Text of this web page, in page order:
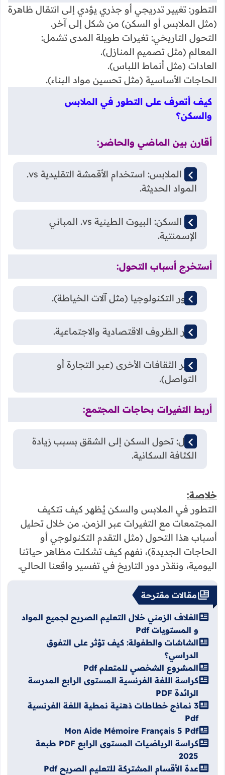
التطور: تغيير تدريجي أو جذري يؤدي إلى انتقال ظاهرة
(مثل الملابس أو السكن) من شكل إلى آخر.
التحول التاريخي: تغيرات طويلة المدى تشمل:
المعالم (مثل تصميم المنازل).
العادات (مثل أنماط اللباس).
الحاجات الأساسية (مثل تحسين مواد البناء).
كيف أتعرف على التطور في الملابس
والسكن؟
أقارن بين الماضي والحاضر:
في الملابس: استخدام الأقمشة التقليدية vs.
المواد الحديثة.
في السكن: البيوت الطينية vs. المباني
الإسمنتية.
أستخرج أسباب التحول:
تطور التكنولوجيا (مثل آلات الخياطة).
تغير الظروف الاقتصادية والاجتماعية.
تأثير الثقافات الأخرى (عبر التجارة أو
التواصل).
أربط التغيرات بحاجات المجتمع:
مثال: تحول السكن إلى الشقق بسبب زيادة
الكثافة السكانية.
خلاصة:
التطور في الملابس والسكن يُظهر كيف تتكيف
المجتمعات مع التغيرات عبر الزمن. من خلال تحليل
أسباب هذا التحول (مثل التقدم التكنولوجي أو
الحاجات الجديدة)، نفهم كيف تشكلت مظاهر حياتنا
اليومية، ونقدّر دور التاريخ في تفسير واقعنا الحالي.
مقالات مقترحة
الغلاف الزمني خلال التعليم الصريح لجميع المواد
و المستويات Pdf
الشاشات والطفولة: كيف تؤثر على التفوق
الدراسي؟
المشروع الشخصي للمتعلم Pdf
كراسة اللغة الفرنسية المستوى الرابع المدرسة
الرائدة PDF
3 نماذج خطاطات ذهنية نمطية اللغة الفرنسية
Pdf
Mon Aide Mémoire Français 5 Pdf
كراسة الرياضيات المستوى الرابع PDF طبعة
2025
عدة الأقسام المشتركة للتعليم الصريح Pdf